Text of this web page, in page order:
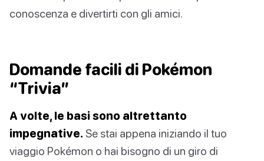
conoscenza e divertirti con gli amici.
Domande facili di Pokémon
“Trivia”
A volte, le basi sono altrettanto
impegnative. Se stai appena iniziando il tuo
viaggio Pokémon o hai bisogno di un giro di